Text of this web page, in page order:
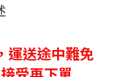
運送途中難免